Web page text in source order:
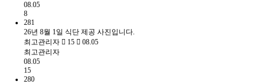
08.05
8
281
26년 8월 1일 식단 제공 사진입니다.
최고관리자
15
08.05
최고관리자
08.05
15
280